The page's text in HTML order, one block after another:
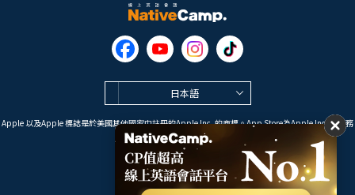
日本語
Apple 以及Apple 標誌是於美國其他國家中註冊的Apple Inc. 的商標。App Store為Apple Inc. 的服務
標誌。
Google Play是 Google LLC 的商標。
Copyright © 2026 線上英語會話